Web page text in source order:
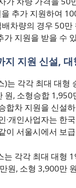
추가 지원하여
차량의 경우 50만
가 지원을 받을 수
지 지원 신설,
)는 각각 최대 대형
원, 소형승합 1,950
합차 지원을 신설
·개인사업자는 한
이 서울시에서 보
는 각각 최대 대형
원, 소형 3,900만